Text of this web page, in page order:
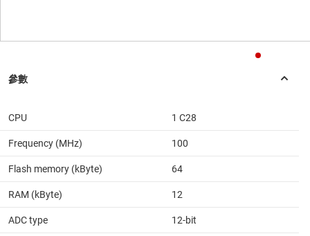
CPU 1 C28
Frequency (MHz) 100
Flash memory (kByte) 64
RAM (kByte) 12
ADC type 12-bit